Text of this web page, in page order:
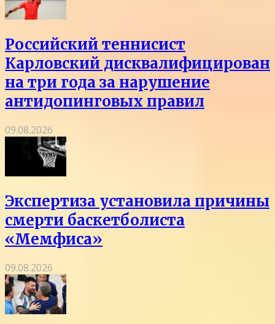
Российский теннисист
Карловский дисквалифицирован
на три года за нарушение
антидопинговых правил
09.08.2026
Экспертиза установила причины
смерти баскетболиста
«Мемфиса»
09.08.2026